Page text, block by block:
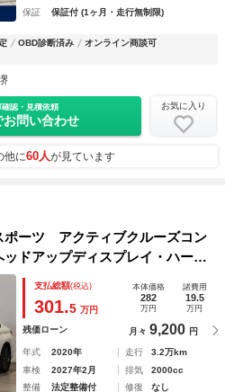
保証
保証付 (1ヶ月・走行無制限)
OBD診断済み
オンライン商談可
確認・見積依頼
お問い合わせ
お気に入り
他に60人が見ています
ーツ アクティブクルーズコン
ッドアップディスプレイ・ハーフ
ナビ・ＰＤＣ・ドライビングア
・純正１８インチＡＷ・電動トラ
支払総額(税込)
301.5 万円
本体価格
282
万円
諸費用
19.5
万円
残価ローン 月々 9,200 円
年式 2020年 走行
3.2万km
車検
2027年2月 排気
2000cc
整備
法定整備付 修復 なし